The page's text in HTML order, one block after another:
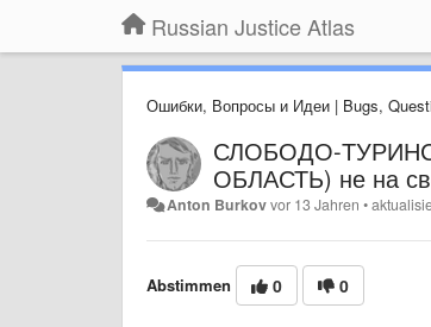
Russian Justice Atlas
Ошибки, Вопросы и Идеи | Bugs,
СЛОБОДО-
ОБЛАСТЬ) не на
Anton Burkovvor 13 Jahren •
Abstimmen 0 0